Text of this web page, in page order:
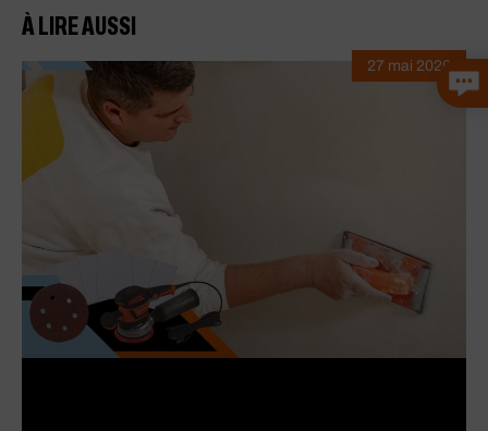
À LIRE AUSSI
27 mai 2026